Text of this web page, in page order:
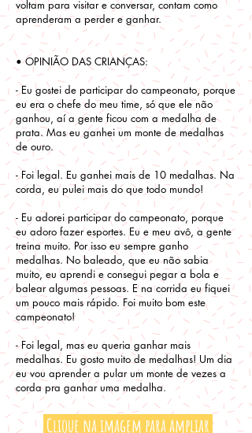
voltam para visitar e conversar, contam como
aprenderam a perder e ganhar.
• OPINIÃO DAS CRIANÇAS:
- Eu gostei de participar do campeonato, porque
eu era o chefe do meu time, só que ele não
ganhou, aí a gente ficou com a medalha de
prata. Mas eu ganhei um monte de medalhas
de ouro.
- Foi legal. Eu ganhei mais de 10 medalhas. Na
corda, eu pulei mais do que todo mundo!
- Eu adorei participar do campeonato, porque
eu adoro fazer esportes. Eu e meu avô, a gente
treina muito. Por isso eu sempre ganho
medalhas. No baleado, que eu não sabia
muito, eu aprendi e consegui pegar a bola e
balear algumas pessoas. E na corrida eu fiquei
um pouco mais rápido. Foi muito bom este
campeonato!
- Foi legal, mas eu queria ganhar mais
medalhas. Eu gosto muito de medalhas! Um dia
eu vou aprender a pular um monte de vezes a
corda pra ganhar uma medalha.
Clique na imagem para ampliar